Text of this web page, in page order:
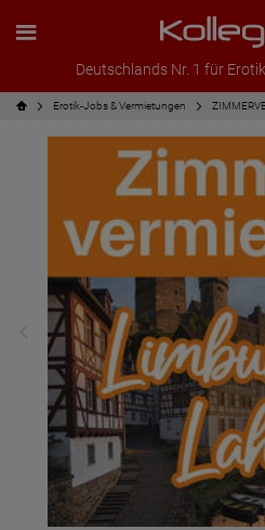
Deutschlands Nr. 1 für
Erotik-Jobs & Vermietungen